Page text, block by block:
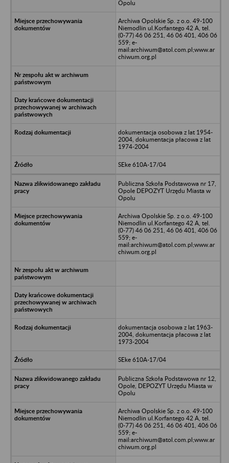
Opolu
Archiwa Opolskie Sp. z o.o. 49-100
Niemodlin ul.Korfantego 42 A, tel.
(0-77) 46 06 251, 46 06 401, 406 06
559; e-
mail:archiwum@atol.com.pl;www.ar
chiwum.org.pl
dokumentacja osobowa z lat 1954-
2004, dokumentacja płacowa z lat
1974-2004
SEke 610A-17/04
Publiczna Szkoła Podstawowa nr 17,
Opole DEPOZYT Urzędu Miasta w
Opolu
Archiwa Opolskie Sp. z o.o. 49-100
Niemodlin ul.Korfantego 42 A, tel.
(0-77) 46 06 251, 46 06 401, 406 06
559; e-
mail:archiwum@atol.com.pl;www.ar
chiwum.org.pl
dokumentacja osobowa z lat 1963-
2004, dokumentacja płacowa z lat
1973-2004
SEke 610A-17/04
Publiczna Szkoła Podstawowa nr 12,
Opole, DEPOZYT Urzędu Miasta w
Opolu
Archiwa Opolskie Sp. z o.o. 49-100
Niemodlin ul.Korfantego 42 A, tel.
(0-77) 46 06 251, 46 06 401, 406 06
559; e-
mail:archiwum@atol.com.pl;www.ar
chiwum.org.pl